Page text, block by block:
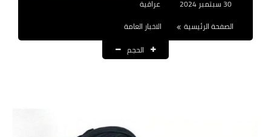
العقود والاجور اليومية
القروض والسلف
30 سبتمبر 2024
عراقية
الصفحة الرئيسية
الاخبار العامة
الحجم